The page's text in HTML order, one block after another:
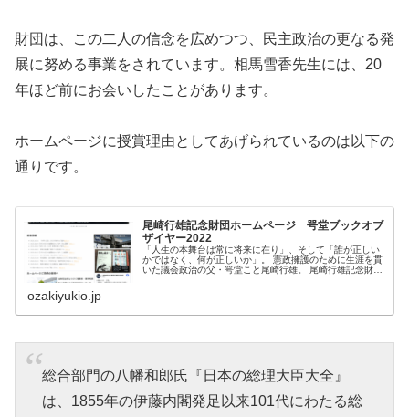
財団は、この二人の信念を広めつつ、民主政治の更なる発
展に努める事業をされています。相馬雪香先生には、20
年ほど前にお会いしたことがあります。
ホームページに授賞理由としてあげられているのは以下の
通りです。
尾崎行雄記念財団ホームページ 咢堂ブックオブ
ザイヤー2022
「人生の本舞台は常に将来に在り」、そして「誰が正しい
かではなく、何が正しいか」。 憲政擁護のために生涯を貫
いた議会政治の父・咢堂こと尾崎行雄。 尾崎行雄記念財団
ozakiyukio.jp
総合部門の八幡和郎氏『日本の総理大臣大全』
は、1855年の伊藤内閣発足以来101代にわたる総